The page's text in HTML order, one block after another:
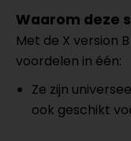
Waarom deze
Met de X version
voordelen in één:
Ze zijn
ook geschikt